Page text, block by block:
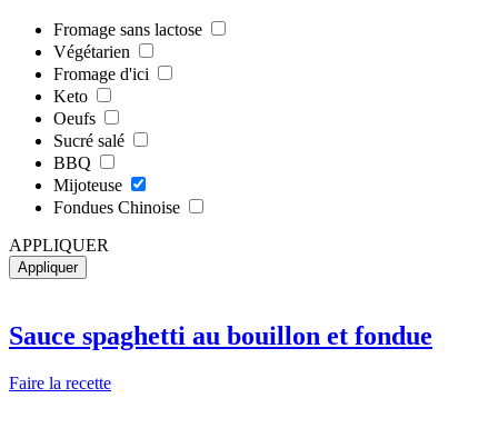
Fromage sans lactose
Végétarien
Fromage d'ici
Keto
Oeufs
Sucré salé
BBQ
Mijoteuse
Fondues Chinoise
APPLIQUER
Sauce spaghetti au bouillon et fondue
Faire la recette